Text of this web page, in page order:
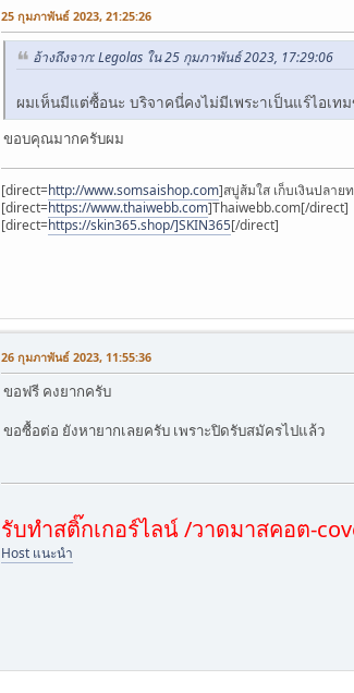
25 กุมภาพันธ์ 2023, 21:25:26
อ้างถึงจาก: Legolas ใน 25 กุมภาพันธ์ 2023, 17:29:06
ผมเห็นมีแต่ซื้อนะ บริจาคนี่คงไม่มีเพระาเป็นแร์ไอเ
ขอบคุณมากครับผม
[direct=http://www.somsaishop.com]สบู่ส้มใส เก็บเงินปลาย
[direct=https://www.thaiwebb.com]Thaiwebb.com[/direct]
[direct=https://skin365.shop/]SKIN365[/direct]
26 กุมภาพันธ์ 2023, 11:55:36
ขอฟรี คงยากครับ
ขอซื้อต่อ ยังหายากเลยครับ เพราะปิดรับสมัครไปแล้ว
รับทำสติ๊กเกอร์ไลน์ /วาดมาสคอต-
Host แนะนำ